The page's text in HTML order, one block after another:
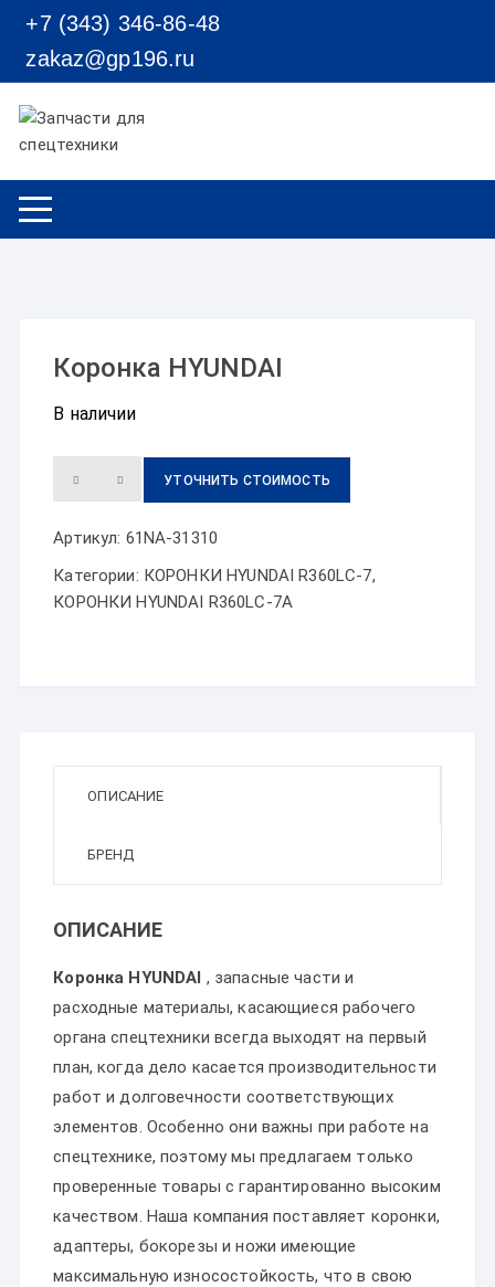
Перейти к содержимому
+7 (343) 346-86-48
zakaz@gp196.ru
Коронка HYUNDAI
В наличии
УТОЧНИТЬ СТОИМОСТЬ
Артикул: 61NA-31310
Категории: КОРОНКИ HYUNDAI R360LC-7,
КОРОНКИ HYUNDAI R360LC-7A
ОПИСАНИЕ
БРЕНД
ОПИСАНИЕ
Коронка HYUNDAI , запасные части и
расходные материалы, касающиеся рабочего
органа спецтехники всегда выходят на первый
план, когда дело касается производительности
работ и долговечности соответствующих
элементов. Особенно они важны при работе на
спецтехнике, поэтому мы предлагаем только
проверенные товары с гарантированно высоким
качеством. Наша компания поставляет коронки,
адаптеры, бокорезы и ножи имеющие
максимальную износостойкость, что в свою